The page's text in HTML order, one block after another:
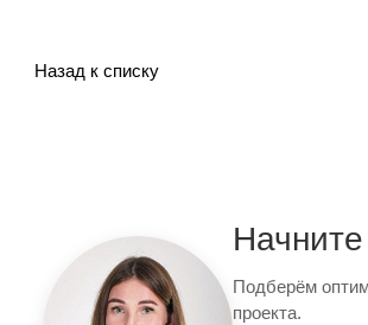
Назад к списку
Начните
Подберём
проекта.